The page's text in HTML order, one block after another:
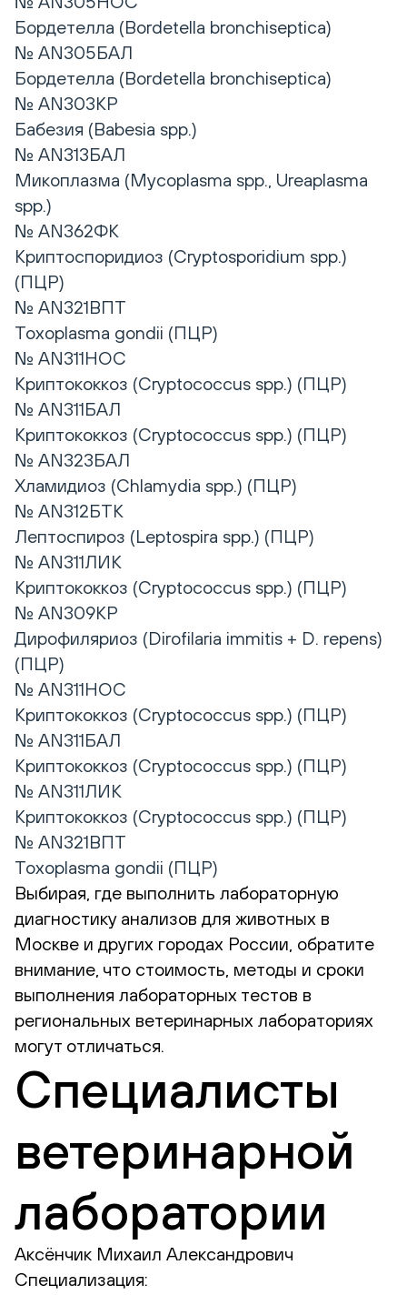
Бордетелла (Bordetella bronchiseptica)
№ AN305БАЛ
Бордетелла (Bordetella bronchiseptica)
№ AN303КР
Бабезия (Babesia spp.)
№ AN313БАЛ
Микоплазма (Mycoplasma spp., Ureaplasma
spp.)
№ AN362ФК
Криптоспоридиоз (Cryptosporidium spp.)
(ПЦР)
№ AN321ВПТ
Toxoplasma gondii (ПЦР)
№ AN311НОС
Криптококкоз (Cryptococcus spp.) (ПЦР)
№ AN311БАЛ
Криптококкоз (Cryptococcus spp.) (ПЦР)
№ AN323БАЛ
Хламидиоз (Chlamydia spp.) (ПЦР)
№ AN312БТК
Лептоспироз (Leptospira spp.) (ПЦР)
№ AN311ЛИК
Криптококкоз (Cryptococcus spp.) (ПЦР)
№ AN309КР
Дирофиляриоз (Dirofilaria immitis + D. repens)
(ПЦР)
№ AN311НОС
Криптококкоз (Cryptococcus spp.) (ПЦР)
№ AN311БАЛ
Криптококкоз (Cryptococcus spp.) (ПЦР)
№ AN311ЛИК
Криптококкоз (Cryptococcus spp.) (ПЦР)
№ AN321ВПТ
Toxoplasma gondii (ПЦР)
Выбирая, где выполнить лабораторную
диагностику анализов для животных в
Москве и других городах России, обратите
внимание, что стоимость, методы и сроки
выполнения лабораторных тестов в
региональных ветеринарных лабораториях
могут отличаться.
Специалисты
ветеринарной
лаборатории
Аксёнчик Михаил Александрович
Специализация: